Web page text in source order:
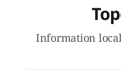
Information